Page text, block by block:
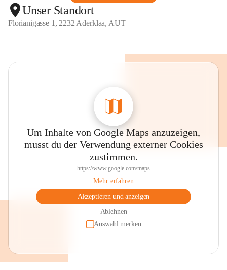
Unser Standort
Florianigasse 1, 2232 Aderklaa, AUT
Um Inhalte von Google Maps anzuzeigen,
musst du der Verwendung externer Cookies
zustimmen.
https://www.google.com/maps
Mehr erfahren
Akzeptieren und anzeigen
Ablehnen
Auswahl merken